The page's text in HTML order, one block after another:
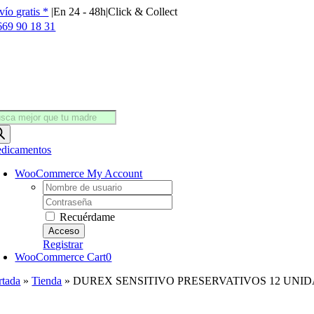
Saltar
al
gratis * |En 24 - 48h|Click & Collect
90 18 31
WooCommerce My Account
Username:
Password:
Recuérdame
Registrar
WooCommerce Cart0
»Tienda »DUREX SENSITIVO PRESERVATIVOS 12